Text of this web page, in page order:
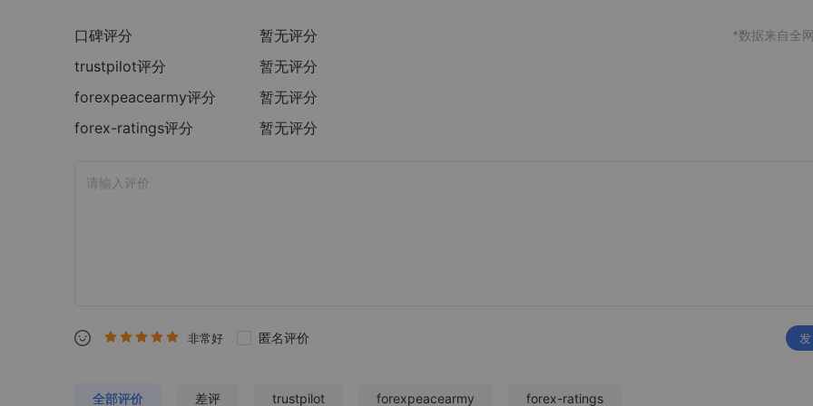
口碑评分 暂无评分 *数据来自全
trustpilot评分
暂无评分
forexpeacearmy评分
暂无评分
forex-ratings评分 暂无评分
非常好 匿名评价
全部评价 差评 trustpilot forexpeacearmy forex-ratings